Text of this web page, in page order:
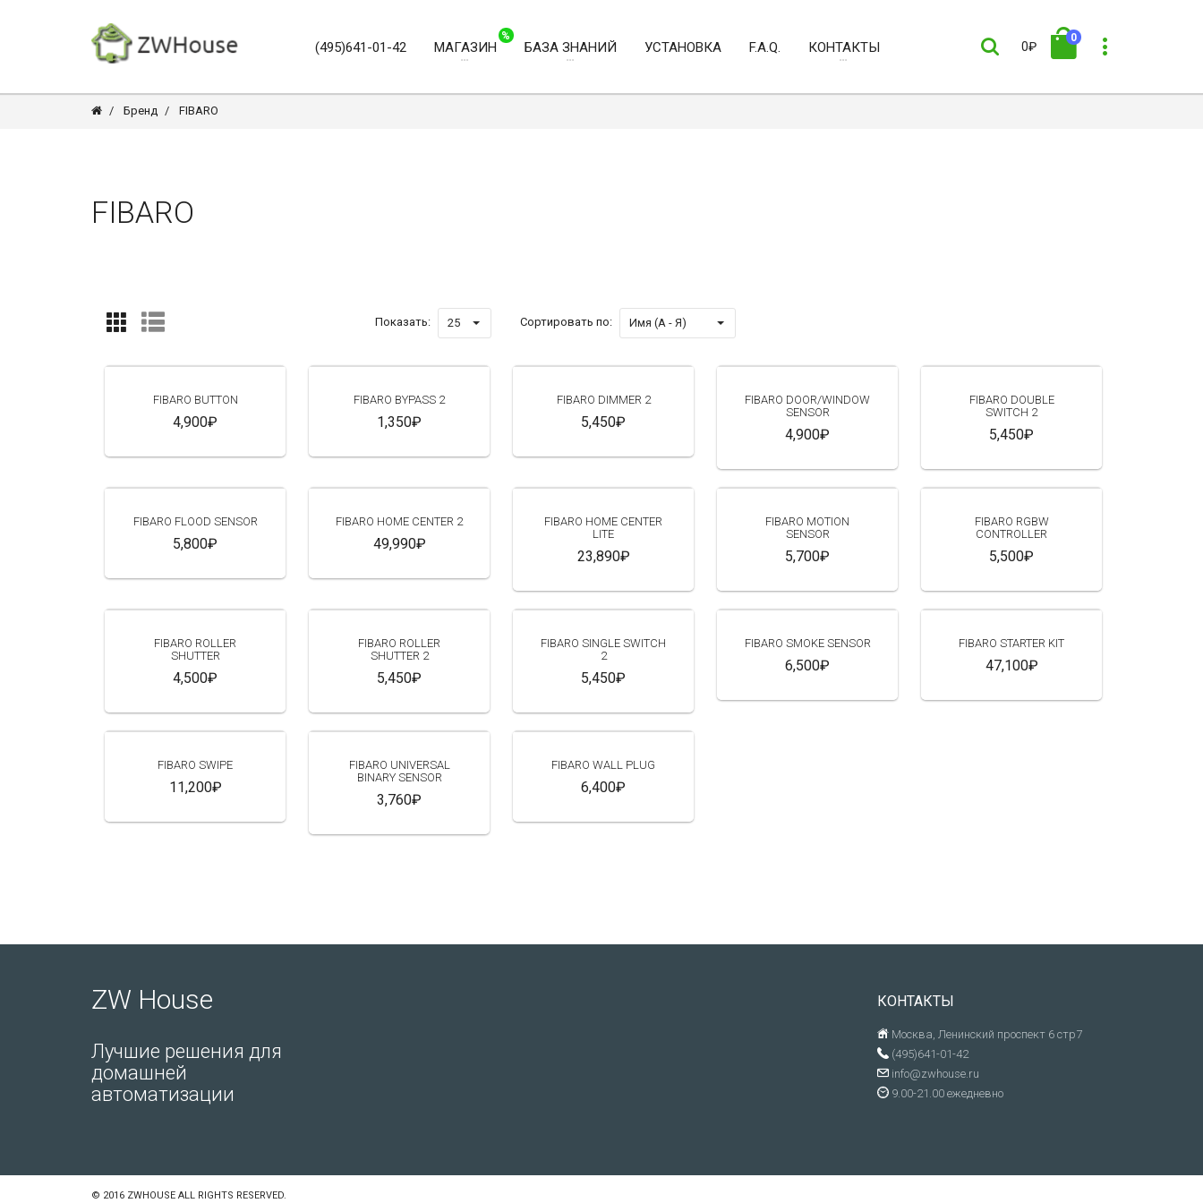
0₽
0
(495)641-01-42 МАГАЗИН
%
БАЗА ЗНАНИЙ УСТАНОВКА F.A.Q. КОНТАКТЫ
Бренд FIBARO
FIBARO
Показать: 25 Сортировать по: Имя (А - Я)
FIBARO BUTTON
4,900₽
FIBARO BYPASS 2
1,350₽
FIBARO DIMMER 2
5,450₽
FIBARO DOOR/WINDOW
SENSOR
4,900₽
FIBARO DOUBLE
SWITCH 2
5,450₽
FIBARO FLOOD SENSOR
5,800₽
FIBARO HOME CENTER 2
49,990₽
FIBARO HOME CENTER
LITE
23,890₽
FIBARO MOTION
SENSOR
5,700₽
FIBARO RGBW
CONTROLLER
5,500₽
FIBARO ROLLER
SHUTTER
4,500₽
FIBARO ROLLER
SHUTTER 2
5,450₽
FIBARO SINGLE SWITCH
2
5,450₽
FIBARO SMOKE SENSOR
6,500₽
FIBARO STARTER KIT
47,100₽
FIBARO SWIPE
11,200₽
FIBARO UNIVERSAL
BINARY SENSOR
3,760₽
FIBARO WALL PLUG
6,400₽
ZW House
Лучшие решения для
домашней
автоматизации
КОНТАКТЫ
Москва, Ленинский проспект 6 стр7
(495)641-01-42
info@zwhouse.ru
9.00-21.00 ежедневно
© 2016 ZWHOUSE ALL RIGHTS RESERVED.